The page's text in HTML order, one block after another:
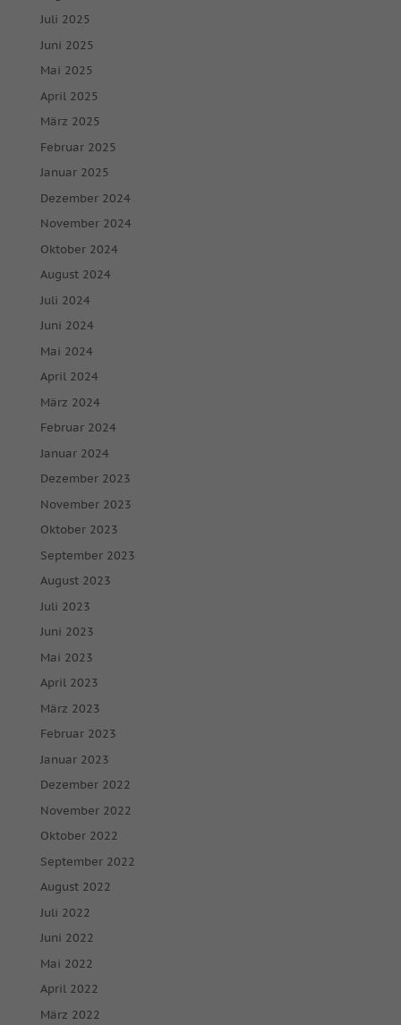
Juli 2025
Juni 2025
Mai 2025
April 2025
März 2025
Februar 2025
Januar 2025
Dezember 2024
November 2024
Oktober 2024
August 2024
Juli 2024
Juni 2024
Mai 2024
April 2024
März 2024
Februar 2024
Januar 2024
Dezember 2023
November 2023
Oktober 2023
September 2023
August 2023
Juli 2023
Juni 2023
Mai 2023
April 2023
März 2023
Februar 2023
Januar 2023
Dezember 2022
November 2022
Oktober 2022
September 2022
August 2022
Juli 2022
Juni 2022
Mai 2022
April 2022
März 2022